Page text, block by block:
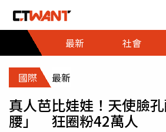
最新
社會
國際 最新
真人芭比娃娃！天使臉
腰」 狂圈粉42萬人